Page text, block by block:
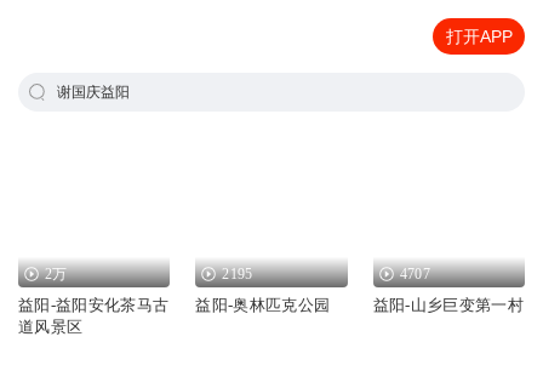
打开APP
谢国庆益阳
2万
益阳-益阳安化茶马古
道风景区
2195
益阳-奥林匹克公园
4707
益阳-山乡巨变第一村